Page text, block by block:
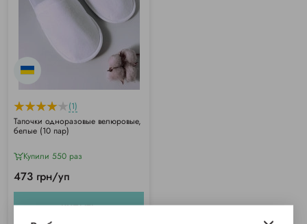
(1)
Тапочки одноразовые велюровые,
белые (10 пар)
Купили 550 раз
473 грн/уп
КУПИТЬ